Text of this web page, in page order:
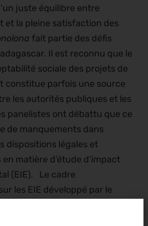
juste équilibre entre
et la pleine satisfaction des
fait partie des défis
Il est reconnu que le
sociale des projets de
constitue parfois une source
les autorités publiques et les
panelistes ont débattu que ce
de manquements dans
dispositions légales et
matière d’étude d’impact
(EIE). Le cadre
les EIE développé par le
En Compatibilité des
avec l’Environnement)